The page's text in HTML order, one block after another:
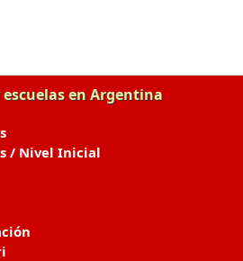
escuelas en Argentina
/ Nivel Inicial